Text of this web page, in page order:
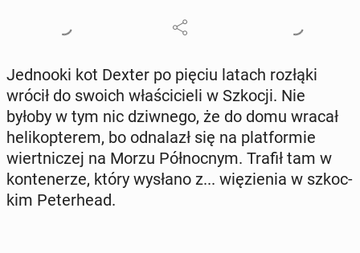
Jed­no­oki kot Dexter po pięciu latach rozłąki
wrócił do swoich wła­ści­cie­li w Szkocji. Nie
byłoby w tym nic dziw­ne­go, że do domu wracał
he­li­kop­te­rem, bo od­na­lazł się na plat­for­mie
wiert­ni­czej na Morzu Pół­noc­nym. Trafił tam w
kon­te­ne­rze, który wysłano z... wię­zie­nia w szkoc­
kim Pe­ter­he­ad.